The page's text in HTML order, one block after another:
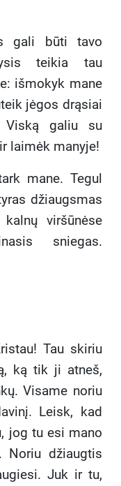
gali būti tavo
teikia tau
išmokyk mane
jėgos drąsiai
Viską galiu su
laimėk manyje!
mane. Tegul
džiaugsmas
viršūnėse
sniegas.
Tau skiriu
ką tik ji atneš,
Visame noriu
Leisk, kad
jog tu esi mano
Noriu džiaugtis
Juk ir tu,